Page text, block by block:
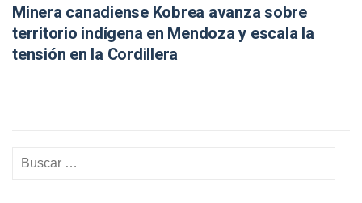
Minera canadiense Kobrea avanza sobre
territorio indígena en Mendoza y escala la
tensión en la Cordillera